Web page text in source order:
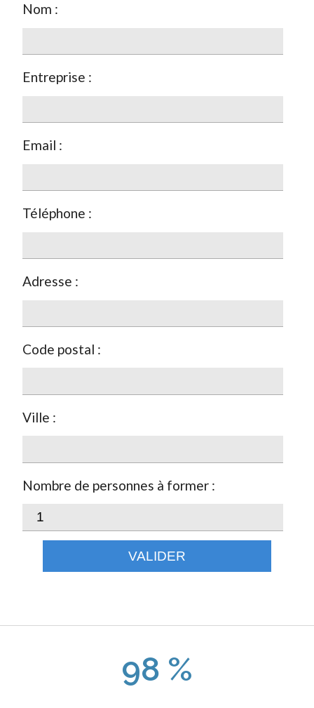
Nom :
Entreprise :
Email :
Téléphone :
Adresse :
Code postal :
Ville :
Nombre de personnes à former :
VALIDER
98 %